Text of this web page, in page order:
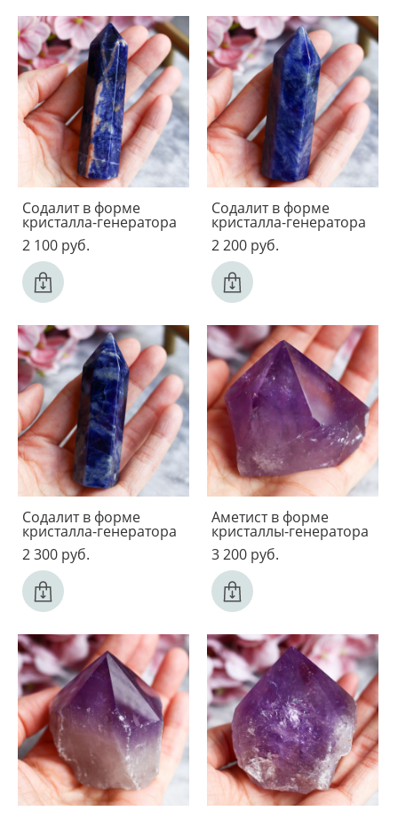
Содалит в форме
кристалла-генератора
2 100 pуб.
Содалит в форме
кристалла-генератора
2 200 pуб.
Содалит в форме
кристалла-генератора
2 300 pуб.
Аметист в форме
кристаллы-генератора
3 200 pуб.